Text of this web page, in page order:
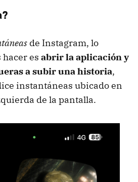
de Instagram, lo
es abrir la aplicación y
a subir una historia,
instantáneas ubicado en
de la pantalla.